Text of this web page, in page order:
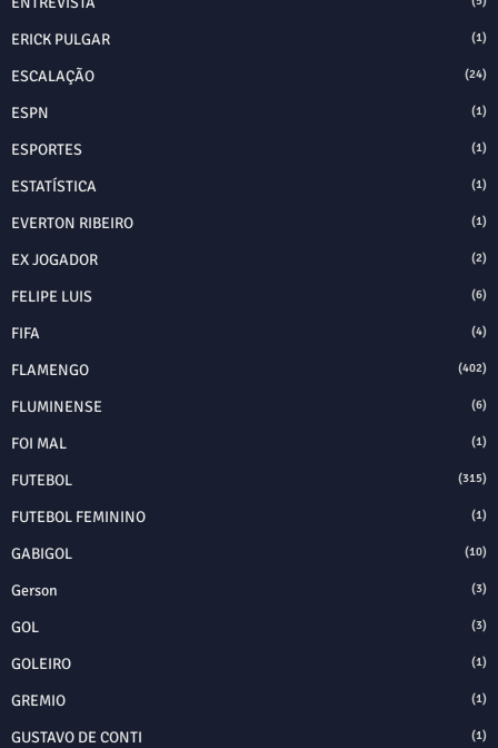
ERICK PULGAR (1)
ESCALAÇÃO (24)
ESPN (1)
ESPORTES (1)
ESTATÍSTICA (1)
EVERTON RIBEIRO (1)
EX JOGADOR (2)
FELIPE LUIS (6)
FIFA (4)
FLAMENGO (402)
FLUMINENSE (6)
FOI MAL (1)
FUTEBOL (315)
FUTEBOL FEMININO (1)
GABIGOL (10)
Gerson (3)
GOL (3)
GOLEIRO (1)
GREMIO (1)
GUSTAVO DE CONTI (1)